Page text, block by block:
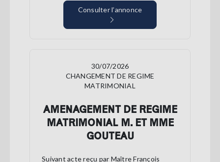
Consulter l’annonce
30/07/2026
CHANGEMENT DE REGIME
MATRIMONIAL
AMENAGEMENT DE REGIME
MATRIMONIAL M. ET MME
GOUTEAU
Suivant acte reçu par Maître François